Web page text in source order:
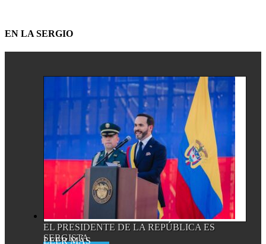
EN LA SERGIO
EL PRESIDENTE DE LA REPÚBLICA ES
SERGISTA